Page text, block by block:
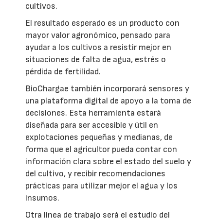
cultivos.
El resultado esperado es un producto con
mayor valor agronómico, pensado para
ayudar a los cultivos a resistir mejor en
situaciones de falta de agua, estrés o
pérdida de fertilidad.
BioChargae también incorporará sensores y
una plataforma digital de apoyo a la toma de
decisiones. Esta herramienta estará
diseñada para ser accesible y útil en
explotaciones pequeñas y medianas, de
forma que el agricultor pueda contar con
información clara sobre el estado del suelo y
del cultivo, y recibir recomendaciones
prácticas para utilizar mejor el agua y los
insumos.
Otra línea de trabajo será el estudio del